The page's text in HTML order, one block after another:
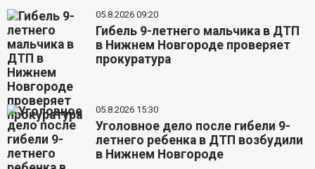
05.8.2026 09:20
Гибель 9-летнего мальчика в ДТП
в Нижнем Новгороде проверяет
прокуратура
05.8.2026 15:30
Уголовное дело после гибели 9-
летнего ребенка в ДТП возбудили
в Нижнем Новгороде